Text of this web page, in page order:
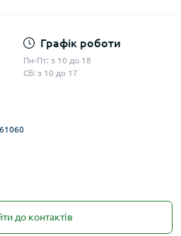
Графік роботи
Пн-Пт: з 10 до 18
Сб: з 10 до 17
до контактів